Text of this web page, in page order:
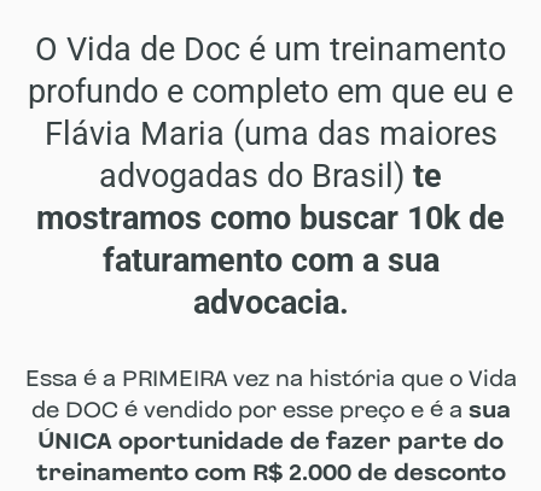
O Vida de Doc é um treinamento
profundo e completo em que eu e
Flávia Maria (uma das maiores
advogadas do Brasil) te
mostramos como buscar 10k de
faturamento com a sua
advocacia.
Essa é a PRIMEIRA vez na história que o Vida
de DOC é vendido por esse preço e é a sua
ÚNICA oportunidade de fazer parte do
treinamento com R$ 2.000 de desconto